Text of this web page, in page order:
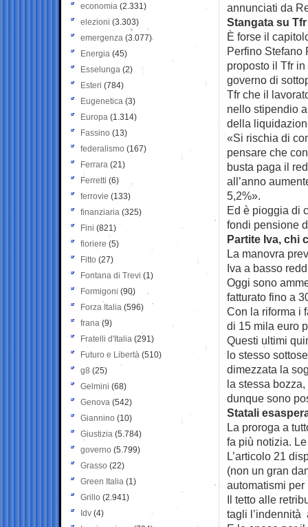
annunciati da
Stangata su
È forse il
Perfino Stefano
proposto il Tfr
governo di
Tfr che il
nello stipendio
della
«Si rischia di
pensare che
busta paga il
all’anno
5,2%».
Ed è pioggia di
fondi pensione
Partite Iva, chi
La manovra
Iva a basso
Oggi sono
fatturato fino a
Con la riforma i
di 15 mila euro
Questi ultimi
lo stesso
dimezzata la
la stessa
dunque sono
Statali
La proroga a
fa più notizia.
L’articolo 21
(non un gran
automatismi
Il tetto alle
tagli l’indennità
economia (2.331)
elezioni (3.303)
emergenza (3.077)
Energia (45)
Esselunga (2)
Esteri (784)
Eugenetica (3)
Europa (1.314)
Fassino (13)
federalismo (167)
Ferrara (21)
Ferretti (6)
ferrovie (133)
finanziaria (325)
Fini (821)
fioriere (5)
Fitto (27)
Fontana di Trevi (1)
Formigoni (90)
Forza Italia (596)
frana (9)
Fratelli d'Italia (291)
Futuro e Libertà (510)
g8 (25)
Gelmini (68)
Genova (542)
Giannino (10)
Giustizia (5.784)
governo (5.799)
Grasso (22)
Green Italia (1)
Grillo (2.941)
Idv (4)